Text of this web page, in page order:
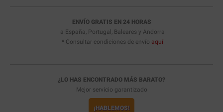
ENVÍO GRATIS EN 24 HORAS
a España, Portugal, Baleares y Andorra
* Consultar condiciones de envío aquí
¿LO HAS ENCONTRADO MÁS BARATO?
Mejor servicio garantizado
¡HABLEMOS!